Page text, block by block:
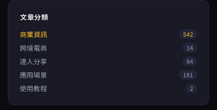
文章分類
商業資訊
542
跨境電商 14
達人分享 84
應用場景 181
使用教程 2